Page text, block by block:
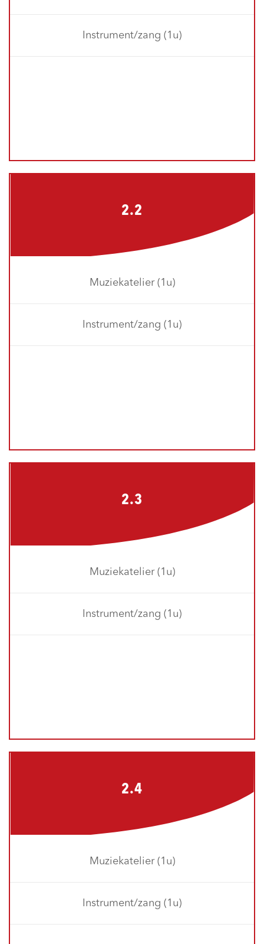
Instrument/zang (1u)
2.2
Muziekatelier (1u)
Instrument/zang (1u)
2.3
Muziekatelier (1u)
Instrument/zang (1u)
2.4
Muziekatelier (1u)
Instrument/zang (1u)